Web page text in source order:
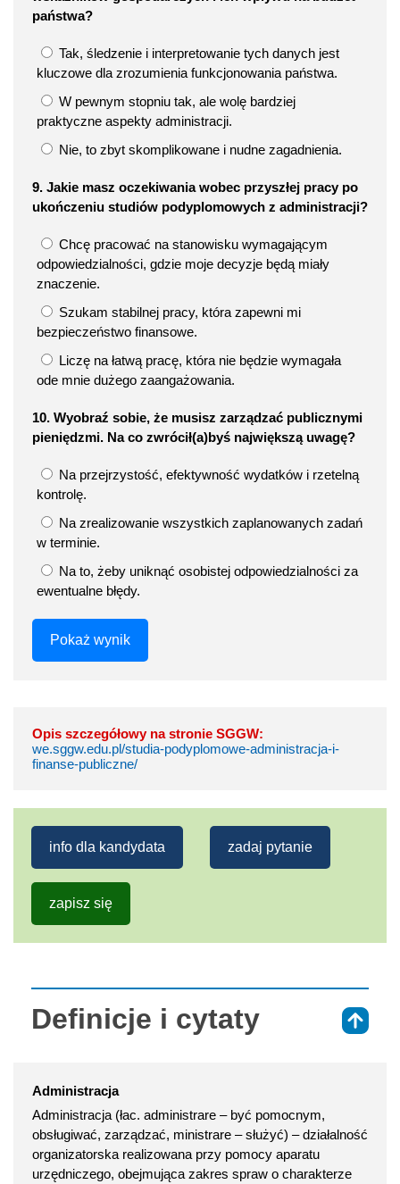
państwa?
Tak, śledzenie i interpretowanie tych danych jest
kluczowe dla zrozumienia funkcjonowania państwa.
W pewnym stopniu tak, ale wolę bardziej
praktyczne aspekty administracji.
Nie, to zbyt skomplikowane i nudne zagadnienia.
9. Jakie masz oczekiwania wobec przyszłej pracy po
ukończeniu studiów podyplomowych z administracji?
Chcę pracować na stanowisku wymagającym
odpowiedzialności, gdzie moje decyzje będą miały
znaczenie.
Szukam stabilnej pracy, która zapewni mi
bezpieczeństwo finansowe.
Liczę na łatwą pracę, która nie będzie wymagała
ode mnie dużego zaangażowania.
10. Wyobraź sobie, że musisz zarządzać publicznymi
pieniędzmi. Na co zwrócił(a)byś największą uwagę?
Na przejrzystość, efektywność wydatków i rzetelną
kontrolę.
Na zrealizowanie wszystkich zaplanowanych zadań
w terminie.
Na to, żeby uniknąć osobistej odpowiedzialności za
ewentualne błędy.
Pokaż wynik
Opis szczegółowy na stronie SGGW:
we.sggw.edu.pl/studia-podyplomowe-administracja-i-
finanse-publiczne/
info dla kandydata zadaj pytanie
zapisz się
Definicje i cytaty
Administracja
Administracja (łac. administrare – być pomocnym,
obsługiwać, zarządzać, ministrare – służyć) – działalność
organizatorska realizowana przy pomocy aparatu
urzędniczego, obejmująca zakres spraw o charakterze